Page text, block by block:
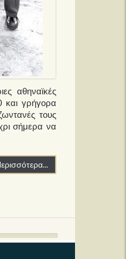
αθηναϊκές
και γρήγορα
τους
σήμερα να